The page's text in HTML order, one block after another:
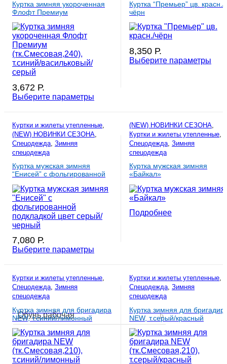
Обувь рабочая
Куртка зимняя укороченная
Флофт Премиум
(тк.Смесовая,240), т.синий/
васильковый/серый
3,672 Р.
Выберите параметры
Куртка “Премьер” цв. красн./
чёрн
8,350 Р.
Выберите параметры
Куртки и жилеты утепленные
(NEW) НОВИНКИ СЕЗОНА
Спецодежда Зимняя
спецодежда
Куртка мужская зимняя
“Енисей” с фольгированной
черный
7,080 Р.
Выберите параметры
(NEW) НОВИНКИ СЕЗОНА
Куртки и жилеты утепленные
Спецодежда Зимняя
спецодежда
Куртка мужская зимняя
«Байкал»
Подробнее
Куртки и жилеты утепленные,
Спецодежда, Зимняя
спецодежда
Куртка зимняя для бригадира
NEW, т.синий/лимонный
Куртки и жилеты утепленные,
Спецодежда, Зимняя
спецодежда
Куртка зимняя для
NEW, т.серый/красный